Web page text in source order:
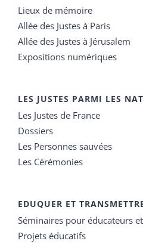
Lieux de mémoire
Allée des Justes à Paris
Allée des Justes à Jérusalem
Expositions numériques
LES JUSTES PARMI LES
Les Justes de France
Dossiers
Les Personnes sauvées
Les Cérémonies
EDUQUER ET
Séminaires pour éducateurs
Projets éducatifs